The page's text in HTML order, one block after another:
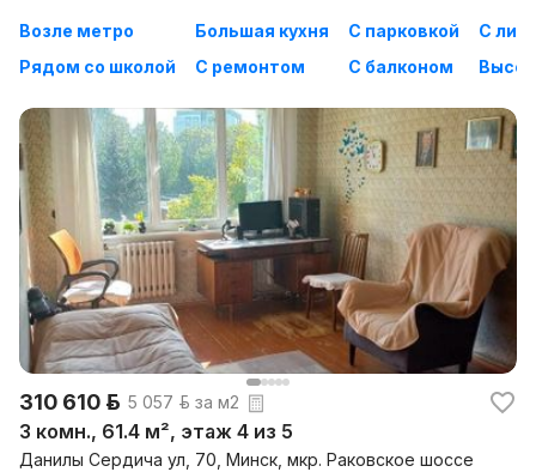
Возле метро
Рядом со школой
Большая кухня
С ремонтом
С парковкой
С балконом
С
310 610 р. 5 057 р. за м2
3 комн., 61.4 м², этаж 4 из 5
Данилы Сердича ул, 70, Минск, мкр. Раковское шоссе